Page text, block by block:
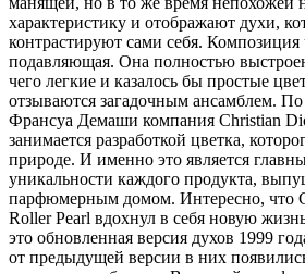
характеристику и отображают духи,
контрастируют сами себя. Композиция
подавляющая. Она полностью
чего легкие и казалось бы простые
отзываются загадочным ансамблем. По
Франсуа Демаши компания Christian
занимается разработкой цветка,
природе. И именно это является
уникальности каждого продукта,
парфюмерным домом. Интересно, что
Roller Pearl вдохнул в себя новую
это обновленная версия духов 1999
от предыдущей версии в них